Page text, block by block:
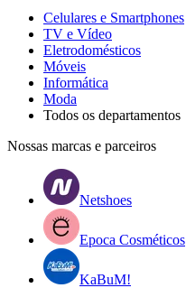
Celulares e Smartphones
TV e Vídeo
Eletrodomésticos
Móveis
Informática
Moda
Todos os departamentos
Nossas marcas e parceiros
Netshoes
Epoca Cosméticos
KaBuM!